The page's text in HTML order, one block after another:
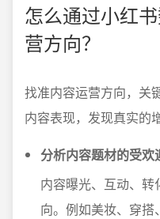
怎么通过小红
营方向？
找准内容运营方向，关
内容表现，发现真实的
分析内容题材的受欢
内容曝光、互动、
向。例如美妆、穿